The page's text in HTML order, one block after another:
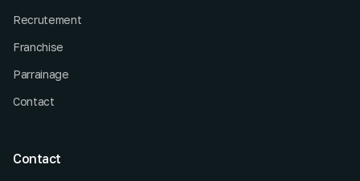
Recrutement
Franchise
Parrainage
Contact
Contact